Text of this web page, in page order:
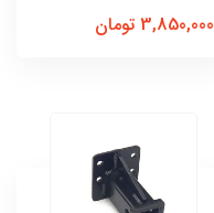
3,850,000 تومان